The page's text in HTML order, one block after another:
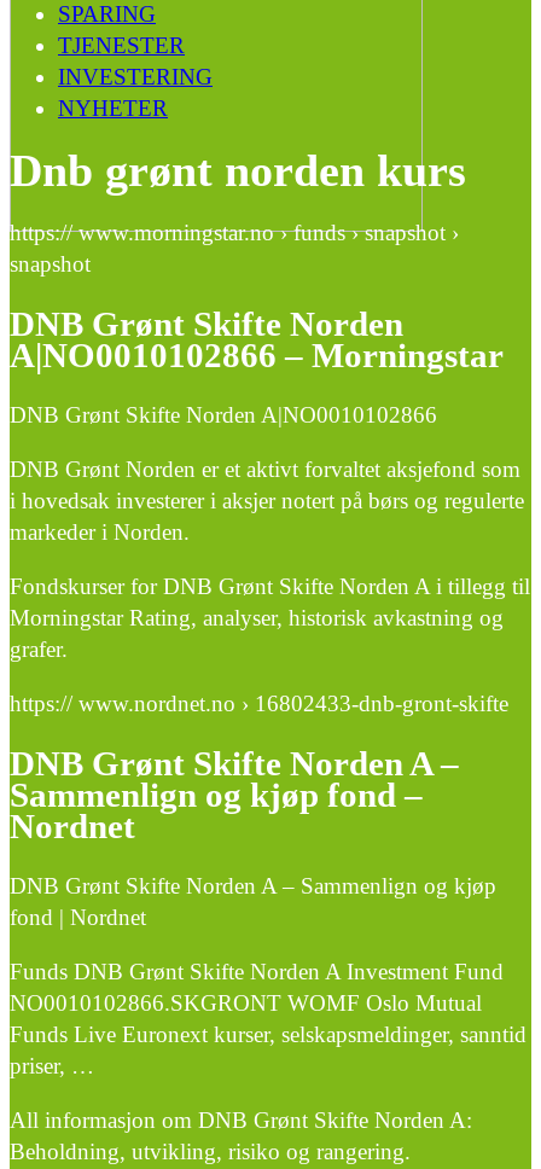
SPARING
TJENESTER
INVESTERING
NYHETER
Dnb grønt norden kurs
https:// www.morningstar.no › funds › snapshot ›
snapshot
DNB Grønt Skifte Norden
A|NO0010102866 – Morningstar
DNB Grønt Skifte Norden A|NO0010102866
DNB Grønt Norden er et aktivt forvaltet aksjefond som
i hovedsak investerer i aksjer notert på børs og regulerte
markeder i Norden.
Fondskurser for DNB Grønt Skifte Norden A i tillegg til
Morningstar Rating, analyser, historisk avkastning og
grafer.
https:// www.nordnet.no › 16802433-dnb-gront-skifte
DNB Grønt Skifte Norden A –
Sammenlign og kjøp fond –
Nordnet
DNB Grønt Skifte Norden A – Sammenlign og kjøp
fond | Nordnet
Funds DNB Grønt Skifte Norden A Investment Fund
NO0010102866.SKGRONT WOMF Oslo Mutual
Funds Live Euronext kurser, selskapsmeldinger, sanntid
priser, …
All informasjon om DNB Grønt Skifte Norden A:
Beholdning, utvikling, risiko og rangering.